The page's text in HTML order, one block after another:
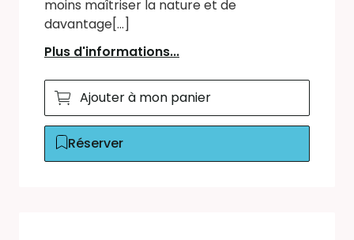
moins maîtriser la nature et de
davantage[...]
Plus d'informations...
Ajouter à mon panier
Réserver